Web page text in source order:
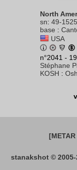
North
sn: 49-1525
base :
USA
n°2041 -
Stéphane
KOSH :
stanakshot © 2005-